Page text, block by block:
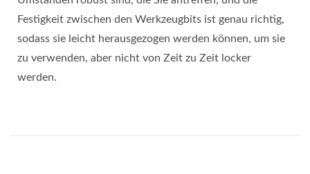
Festigkeit zwischen den Werkzeugbits ist genau richtig,
sodass sie leicht herausgezogen werden können, um sie
zu verwenden, aber nicht von Zeit zu Zeit locker
werden.